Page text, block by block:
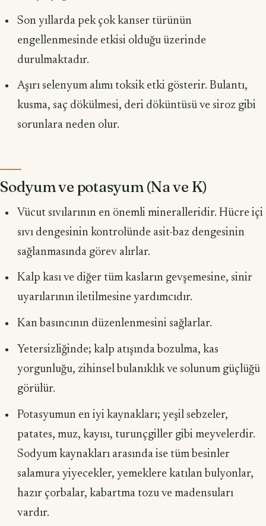
Son yıllarda pek çok kanser türünün
engellenmesinde etkisi olduğu üze­rinde
durulmaktadır.
Aşırı selenyum alımı toksik etki gösterir. Bulantı,
kusma, saç dökülmesi, deri döküntüsü ve siroz gibi
sorunlara neden olur.
Sodyum ve potasyum (Na ve K)
Vücut sıvılarının en önemli mineralleridir. Hücre içi
sıvı dengesinin kontrolünde asit-baz dengesinin
sağlanmasında görev alırlar.
Kalp kası ve diğer tüm kasların gevşemesine, sinir
uyarılarının iletilmesi­ne yardımcıdır.
Kan basıncının düzenlenmesini sağlarlar.
Yetersizliğinde; kalp atışında bozulma, kas
yorgunluğu, zihinsel bulanık­lık ve solunum güçlüğü
görülür.
Potasyumun en iyi kaynakları; yeşil sebzeler,
patates, muz, kayısı, turunç­giller gibi meyvelerdir.
Sodyum kaynakları arasında ise tüm besinler
salamura yiyecekler, yemeklere katılan bulyonlar,
hazır çorbalar, kabartma tozu ve maden­suları
vardır.